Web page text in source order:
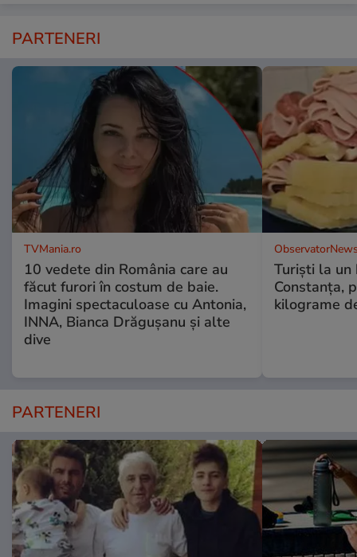
PARTENERI
TVMania.ro
10 vedete din România care au
făcut furori în costum de baie.
Imagini spectaculoase cu Antonia,
INNA, Bianca Drăgușanu și alte
dive
Turiști la
Constanța,
kilograme
PARTENERI